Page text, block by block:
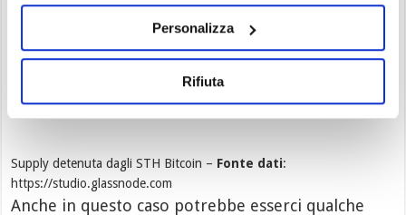
Personalizza
Rifiuta
Supply detenuta dagli STH Bitcoin – Fonte dati:
https://studio.glassnode.com
Anche in questo caso potrebbe esserci qualche